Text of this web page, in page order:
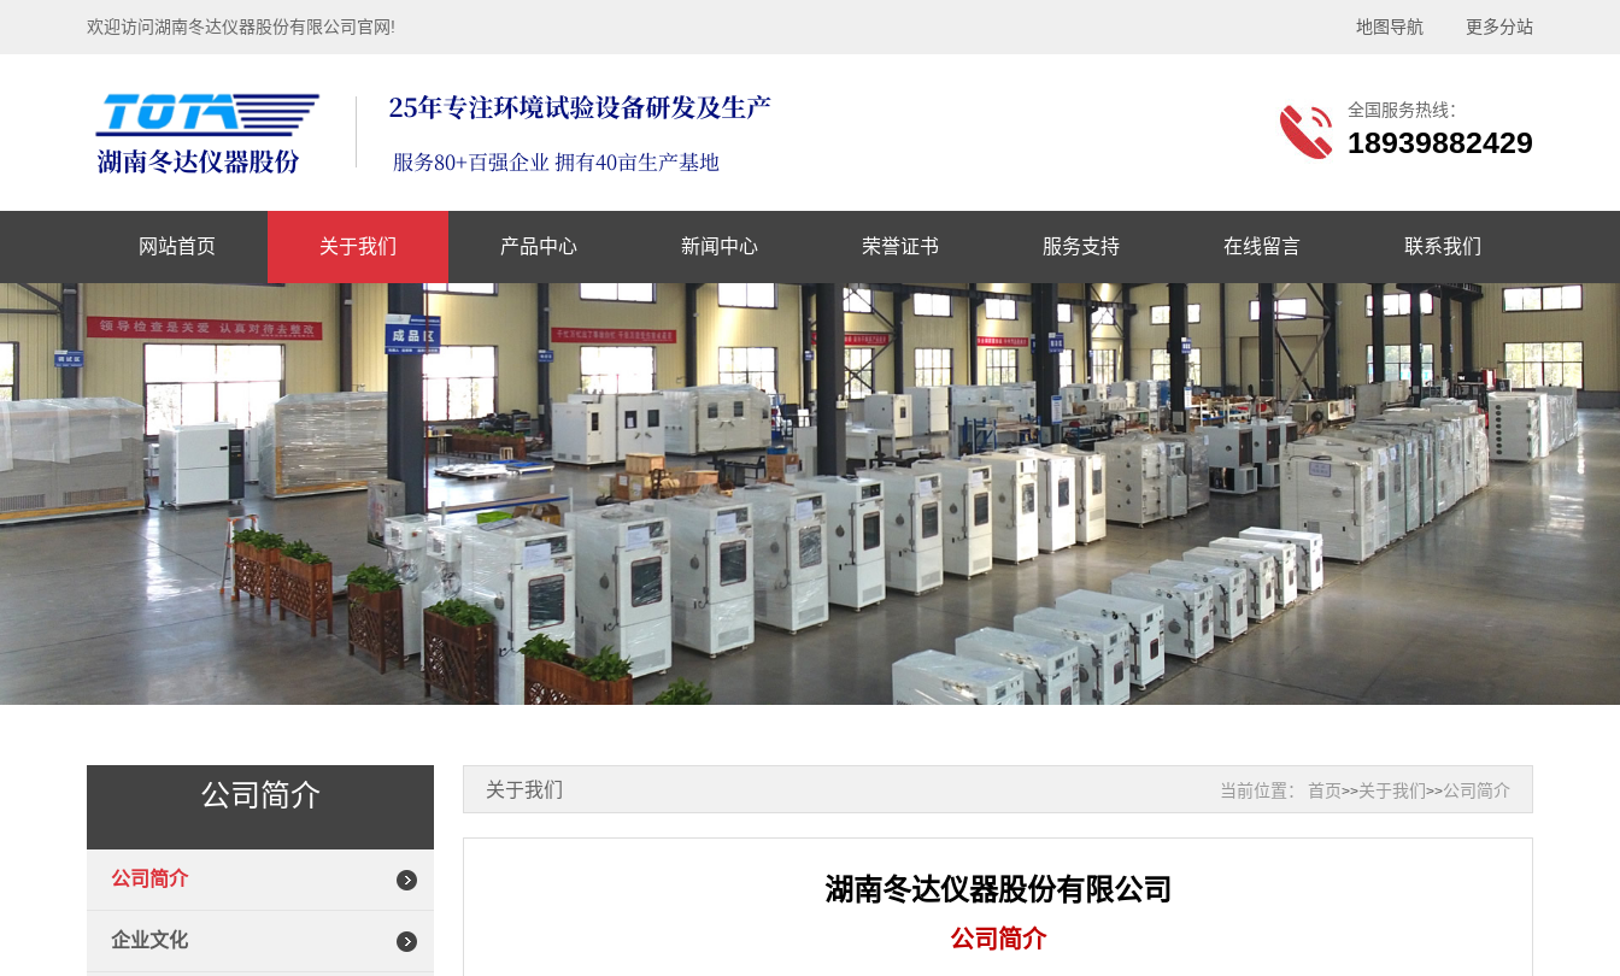
欢迎访问湖南冬达仪器股份有限公司官网! 地图导航 更多分站
全国服务热线：
18939882429
网站首页 关于我们 产品中心 新闻中心 荣誉证书 服务支持 在线留言 联系我们
公司简介
公司简介
企业文化
关于我们 当前位置： 首页>>关于我们>>公司简介
湖南冬达仪器股份有限公司
公司简介